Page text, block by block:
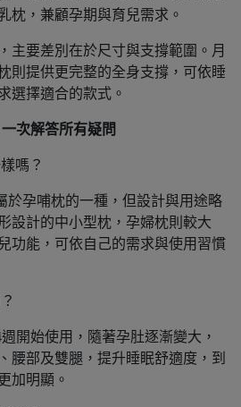
枕，兼顧孕期與育兒需求。
主要差別在於尺寸與支撐範圍。月
則提供更完整的全身支撐，可依睡
選擇適合的款式。
次解答所有疑問
嗎？
於孕哺枕的一種，但設計與用途略
設計的中小型枕，孕婦枕則較大
功能，可依自己的需求與使用習慣
開始使用，隨著孕肚逐漸變大，
腰部及雙腿，提升睡眠舒適度，到
加明顯。